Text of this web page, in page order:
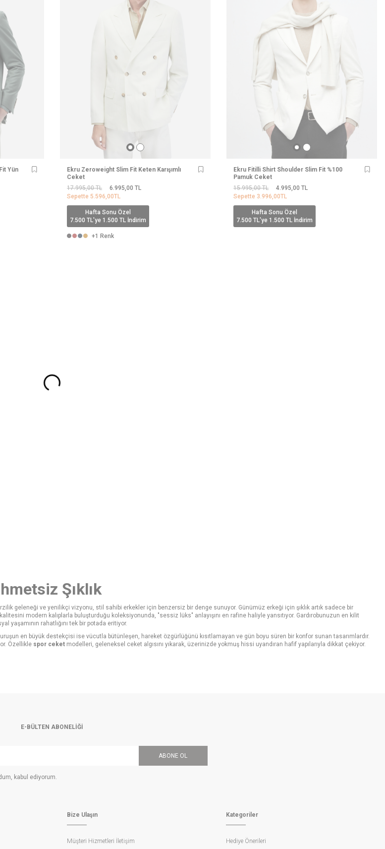
Yün
Ekru Zeroweight Slim Fit Keten Karışımlı
Ceket
17.995,00TL 6.995,00 TL
Sepette 5.596,00TL
Hafta Sonu Özel
7.500 TL'ye 1.500 TL İndirim
+1 Renk
Ekru Fitilli Shirt Shoulder Slim Fit %100
Pamuk Ceket
15.995,00TL 4.995,00 TL
Sepette 3.996,00TL
Hafta Sonu Özel
7.500 TL'ye 1.500 TL İndirim
Şıklık
geleneği ve yenilikçi vizyonu, stil sahibi erkekler için benzersiz bir denge sunuyor. Günümüz erkeği için şıklık artık sadece bir
modern kalıplarla buluşturduğu koleksiyonunda, "sessiz lüks" anlayışını en rafine haliyle yansıtıyor. Gardırobunuzun en kilit
yaşamının rahatlığını tek bir potada eritiyor.
en büyük destekçisi ise vücutla bütünleşen, hareket özgürlüğünü kısıtlamayan ve gün boyu süren bir konfor sunan tasarımlardır.
Özellikle spor ceket modelleri, geleneksel ceket algısını yıkarak, üzerinizde yokmuş hissi uyandıran hafif yapılarıyla dikkat çekiyor.
trendlerinden bağımsız, kalıcı ve değer odaklı bir yaklaşımı benimseyen bu tasarımlar, gardırobunuzun en sadık parçaları olmaya
omuzlardaki vatka ağırlığını ve sert yapısını ortadan kaldıran "Shirt Shoulder" (Gömlek Omzu) tekniği, ceketinizin bir gömlek
görünmesine olanak tanırken, hareket kabiliyetinizi maksimum seviyeye çıkarır. Özellikle gün boyu ceketle vakit geçiren erkekler için
yün, keten karışımlı ve pamuklu dokular, nefes alan yapılarıyla cildinize dost bir kullanım sunar. Yün, doğal yapısı gereği ısı
E-BÜLTEN ABONELIĞI
ABONE OL
kabul ediyorum.
Bize Ulaşın
Müşteri Hizmetleri İletişim
Kategoriler
Hediye Önerileri